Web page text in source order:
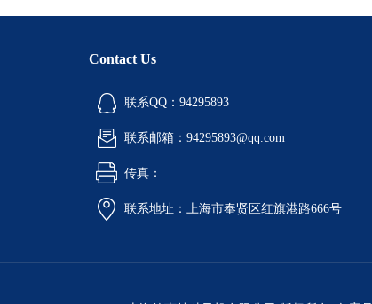
Contact Us
联系QQ：94295893
联系邮箱：94295893@qq.com
传真：
联系地址：上海市奉贤区红旗港路666号